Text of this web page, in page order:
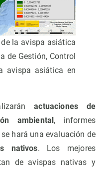
la avispa asiática
de Gestión, Control
avispa asiática en
actuaciones de
ambiental, informes
hará una evaluación de
nativos. Los mejores
de avispas nativas y